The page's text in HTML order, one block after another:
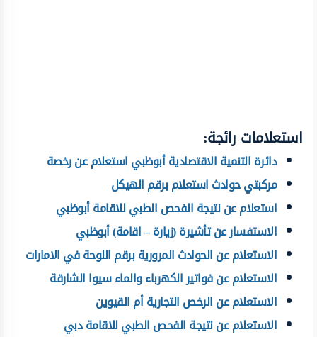
استعلامات رائجة:
دائرة التنمية الاقتصادية أبوظبي استعلام عن رخصة
مركبتي حوادث استعلام برقم الهيكل
استعلام عن نتيجة الفحص الطبي للاقامة أبوظبي
الاستفسار عن تأشيرة (زيارة – اقامة) أبوظبي
الاستعلام عن الحوادث المرورية برقم اللوحة في الامارات
الاستعلام عن فواتير الكهرباء والماء سيوا الشارقة
الاستعلام عن الرخص التجارية أم القيوين
الاستعلام عن نتيجة الفحص الطبي للاقامة دبي